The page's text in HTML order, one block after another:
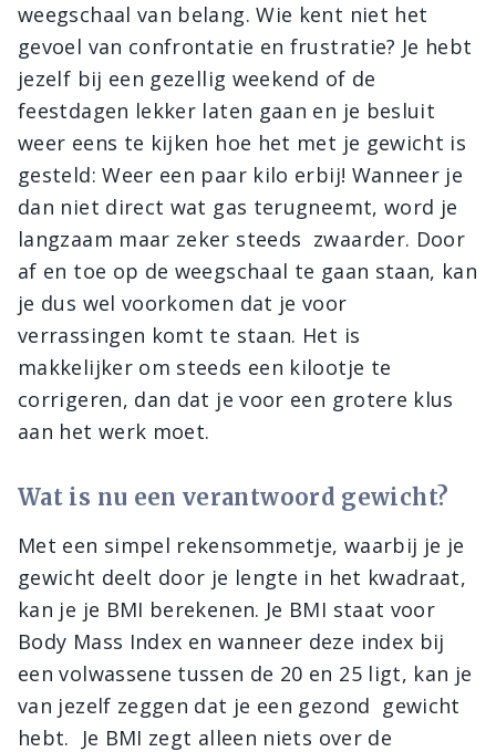
weegschaal van belang. Wie kent niet het
gevoel van confrontatie en frustratie? Je hebt
jezelf bij een gezellig weekend of de
feestdagen lekker laten gaan en je besluit
weer eens te kijken hoe het met je gewicht is
gesteld: Weer een paar kilo erbij! Wanneer je
dan niet direct wat gas terugneemt, word je
langzaam maar zeker steeds zwaarder. Door
af en toe op de weegschaal te gaan staan, kan
je dus wel voorkomen dat je voor
verrassingen komt te staan. Het is
makkelijker om steeds een kilootje te
corrigeren, dan dat je voor een grotere klus
aan het werk moet.
Wat is nu een verantwoord gewicht?
Met een simpel rekensommetje, waarbij je je
gewicht deelt door je lengte in het kwadraat,
kan je je BMI berekenen. Je BMI staat voor
Body Mass Index en wanneer deze index bij
een volwassene tussen de 20 en 25 ligt, kan je
van jezelf zeggen dat je een gezond gewicht
hebt. Je BMI zegt alleen niets over de